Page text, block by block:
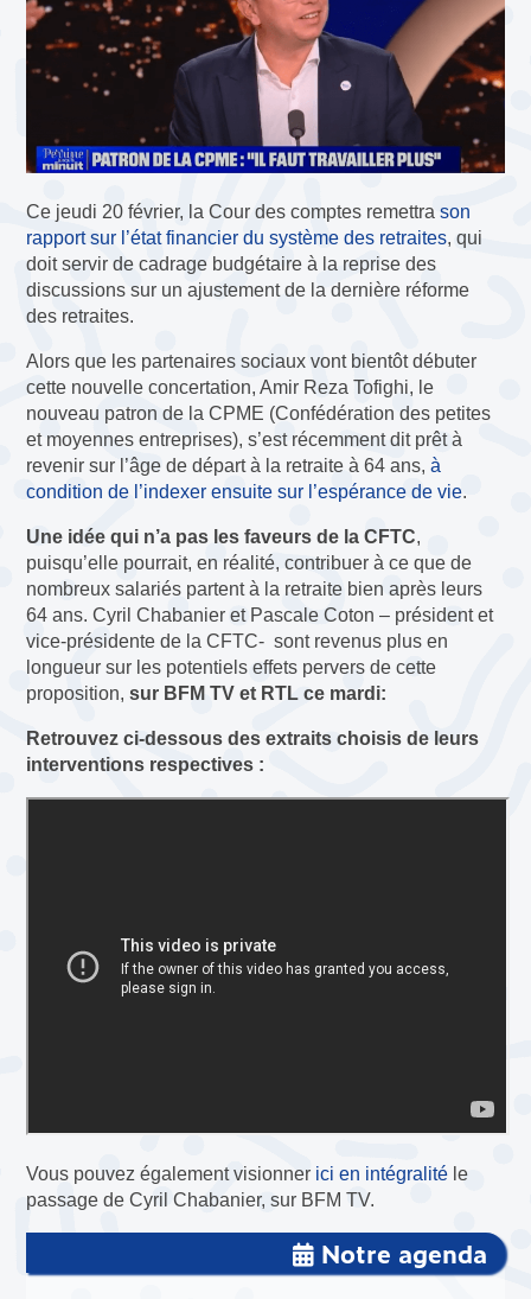
Ce jeudi 20 février, la Cour des comptes remettrason
rapport sur l’état financier du système des retraites, qui
doit servir de cadrage budgétaire à la reprise des
discussions sur un ajustement de la dernière réforme
des retraites.
Alors que les partenaires sociaux vont bientôt débuter
cette nouvelle concertation, Amir Reza Tofighi, le
nouveau patron de la CPME (Confédération des petites
et moyennes entreprises), s’est récemment dit prêt à
revenir sur l’âge de départ à la retraite à 64 ans,à
condition de l’indexer ensuite sur l’espérance de vie.
Une idée qui n’a pas les faveurs de la CFTC,
puisqu’elle pourrait, en réalité, contribuer à ce que de
nombreux salariés partent à la retraite bien après leurs
64 ans. Cyril Chabanier et Pascale Coton – président et
vice-présidente de la CFTC- sont revenus plus en
longueur sur les potentiels effets pervers de cette
proposition,sur BFM TV et RTL ce mardi:
Retrouvez ci-dessous des extraits choisis de leurs
interventions respectives :
Vous pouvez également visionner ici en intégralité le
passage de Cyril Chabanier, sur BFM TV.
Notre agenda